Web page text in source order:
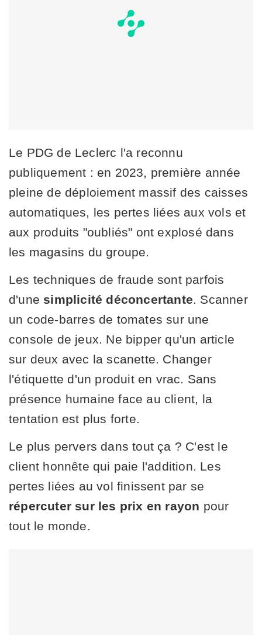
Le PDG de Leclerc l'a reconnu
publiquement : en 2023, première année
pleine de déploiement massif des caisses
automatiques, les pertes liées aux vols et
aux produits "oubliés" ont explosé dans
les magasins du groupe.
Les techniques de fraude sont parfois
d'une simplicité déconcertante. Scanner
un code-barres de tomates sur une
console de jeux. Ne bipper qu'un article
sur deux avec la scanette. Changer
l'étiquette d'un produit en vrac. Sans
présence humaine face au client, la
tentation est plus forte.
Le plus pervers dans tout ça ? C'est le
client honnête qui paie l'addition. Les
pertes liées au vol finissent par se
répercuter sur les prix en rayon pour
tout le monde.